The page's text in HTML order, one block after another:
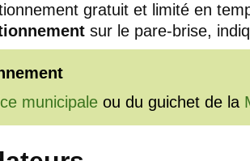
gratuit et limité en
sur le pare-brise,
municipale ou du guichet de la